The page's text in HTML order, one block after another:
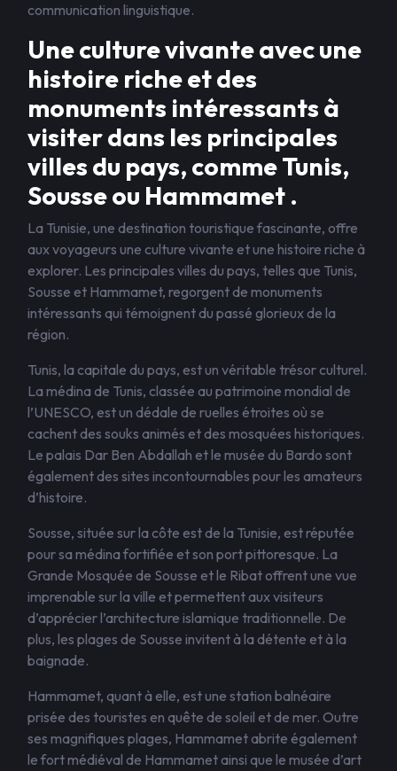
communication linguistique.
Une culture vivante avec une
histoire riche et des
monuments intéressants à
visiter dans les principales
villes du pays, comme Tunis,
Sousse ou Hammamet .
La Tunisie, une destination touristique fascinante, offre
aux voyageurs une culture vivante et une histoire riche à
explorer. Les principales villes du pays, telles que Tunis,
Sousse et Hammamet, regorgent de monuments
intéressants qui témoignent du passé glorieux de la
région.
Tunis, la capitale du pays, est un véritable trésor culturel.
La médina de Tunis, classée au patrimoine mondial de
l’UNESCO, est un dédale de ruelles étroites où se
cachent des souks animés et des mosquées historiques.
Le palais Dar Ben Abdallah et le musée du Bardo sont
également des sites incontournables pour les amateurs
d’histoire.
Sousse, située sur la côte est de la Tunisie, est réputée
pour sa médina fortifiée et son port pittoresque. La
Grande Mosquée de Sousse et le Ribat offrent une vue
imprenable sur la ville et permettent aux visiteurs
d’apprécier l’architecture islamique traditionnelle. De
plus, les plages de Sousse invitent à la détente et à la
baignade.
Hammamet, quant à elle, est une station balnéaire
prisée des touristes en quête de soleil et de mer. Outre
ses magnifiques plages, Hammamet abrite également
le fort médiéval de Hammamet ainsi que le musée d’art